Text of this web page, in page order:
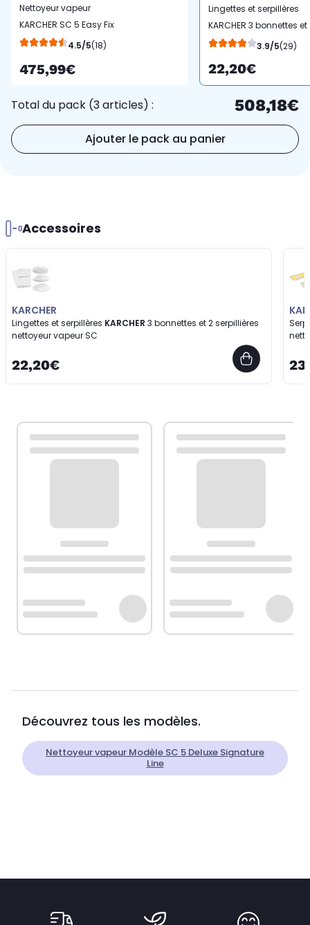
Nettoyeur vapeur
KARCHER SC 5 Easy Fix
white
4.5/5(18)
475,99€
Lingettes et serpillères
KARCHER 3 bonnettes et
2 serpillières nettoyeur
3.9/5(29)
22,20€
Total du pack (3 articles) : 508,18€
Ajouter le pack au panier
Accessoires
KARCHER
Lingettes et serpillères KARCHER
nettoyeur vapeur SC
22,20€
Découvrez tous les modèles.
Nettoyeur vapeur Modèle SC 5 Deluxe Signature
Line